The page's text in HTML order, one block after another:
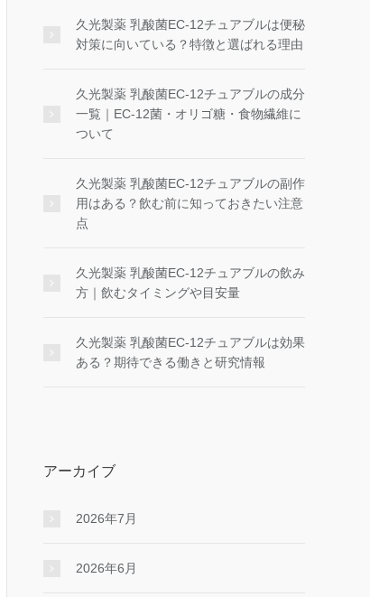
久光製薬 乳酸菌EC-12チュアブルは便秘
対策に向いている？特徴と選ばれる理由
久光製薬 乳酸菌EC-12チュアブルの成分
一覧｜EC-12菌・オリゴ糖・食物繊維に
ついて
久光製薬 乳酸菌EC-12チュアブルの副作
用はある？飲む前に知っておきたい注意
点
久光製薬 乳酸菌EC-12チュアブルの飲み
方｜飲むタイミングや目安量
久光製薬 乳酸菌EC-12チュアブルは効果
ある？期待できる働きと研究情報
アーカイブ
2026年7月
2026年6月